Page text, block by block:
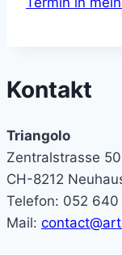
Kontakt
Triangolo
Zentralstrasse 50
CH-8212
Telefon: 052 640
Mail: